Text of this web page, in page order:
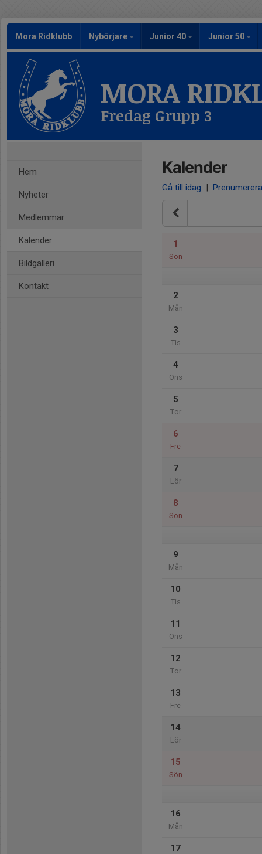
Mora Ridklubb Nybörjare Junior 40 Junior 50
MORA
Fredag Grupp 3
Hem
Nyheter
Medlemmar
Kalender
Bildgalleri
Kontakt
Kalender
Gå till idag | Prenumerera
1
Sön
2
Mån
3
Tis
4
Ons
5
Tor
6
Fre
7
Lör
8
Sön
9
Mån
10
Tis
11
Ons
12
Tor
13
Fre
14
Lör
15
Sön
16
Mån
17